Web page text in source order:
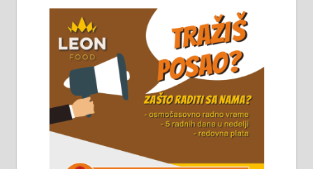
стовариште у улици Максима
Горког 26 сваког радног дана од
8 до 15 часова. 063/465-045
Чистим све врсте димњака.
061/32-13-445